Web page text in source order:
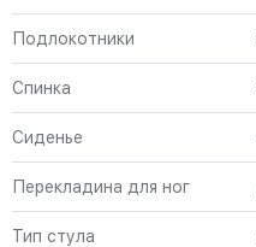
Подлокотники
Спинка
Сиденье
Перекладина для ног
Тип стула